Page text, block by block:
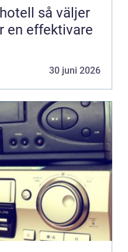
väljer
en effektivare
30 juni 2026